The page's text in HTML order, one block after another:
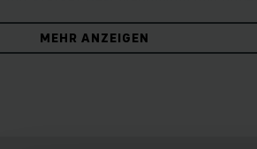
und einfach zu erreichen.
bietet ausreichend
MEHR ANZEIGEN